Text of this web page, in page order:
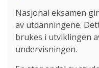
Nasjonal eksamen
av utdanningene.
brukes i utviklingen
undervisningen.